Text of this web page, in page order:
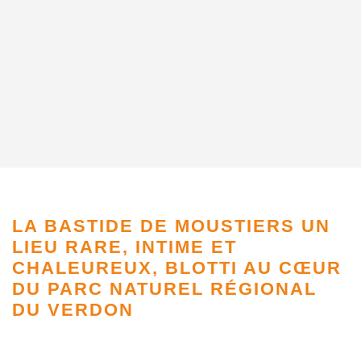
LA BASTIDE DE MOUSTIERS UN
LIEU RARE, INTIME ET
CHALEUREUX, BLOTTI AU CŒUR
DU PARC NATUREL RÉGIONAL
DU VERDON